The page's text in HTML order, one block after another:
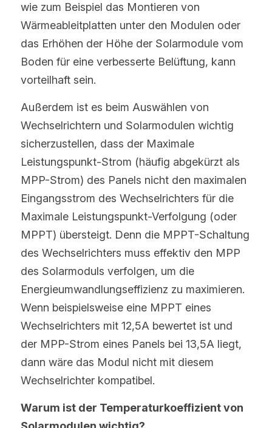
wie zum Beispiel das Montieren von
Wärmeableitplatten unter den Modulen oder
das Erhöhen der Höhe der Solarmodule vom
Boden für eine verbesserte Belüftung, kann
vorteilhaft sein.
Außerdem ist es beim Auswählen von
Wechselrichtern und Solarmodulen wichtig
sicherzustellen, dass der Maximale
Leistungspunkt-Strom (häufig abgekürzt als
MPP-Strom) des Panels nicht den maximalen
Eingangsstrom des Wechselrichters für die
Maximale Leistungspunkt-Verfolgung (oder
MPPT) übersteigt. Denn die MPPT-Schaltung
des Wechselrichters muss effektiv den MPP
des Solarmoduls verfolgen, um die
Energieumwandlungseffizienz zu maximieren.
Wenn beispielsweise eine MPPT eines
Wechselrichters mit 12,5A bewertet ist und
der MPP-Strom eines Panels bei 13,5A liegt,
dann wäre das Modul nicht mit diesem
Wechselrichter kompatibel.
Warum ist der Temperaturkoeffizient von